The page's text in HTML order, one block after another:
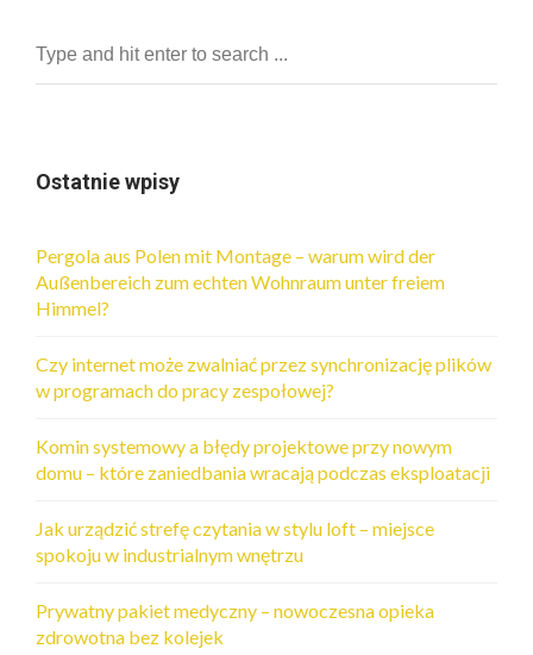
Ostatnie wpisy
Pergola aus Polen mit Montage – warum wird der
Außenbereich zum echten Wohnraum unter freiem
Himmel?
Czy internet może zwalniać przez synchronizację plików
w programach do pracy zespołowej?
Komin systemowy a błędy projektowe przy nowym
domu – które zaniedbania wracają podczas eksploatacji
Jak urządzić strefę czytania w stylu loft – miejsce
spokoju w industrialnym wnętrzu
Prywatny pakiet medyczny – nowoczesna opieka
zdrowotna bez kolejek